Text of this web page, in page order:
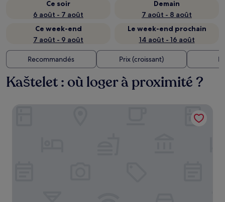
Ce soir
6 août - 7 août
Demain
7 août - 8 août
Ce week-end
7 août - 9 août
Le week-end prochain
14 août - 16 août
Recommandés Prix (croissant)
Kaštelet : où loger à proximité ?